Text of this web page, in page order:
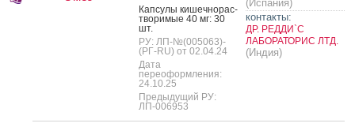
Кап­су­лы ки­шеч­но­рас­
тво­римые 40 мг: 30
шт.
РУ: ЛП-№(005063)-
(РГ-RU) от 02.04.24
Дата
переоформления:
24.10.25
Предыдущий РУ:
ЛП-006953
(Испания)
контакты:
ДР. РЕДДИ`С
ЛАБОРАТОРИС ЛТД.
(Индия)